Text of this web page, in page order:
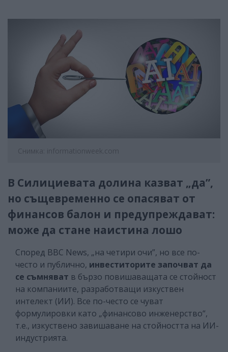
Снимка: informationweek.com
В Силициевата долина казват „да”,
но същевременно се опасяват от
финансов балон и предупреждават:
може да стане наистина лошо
Според ВВС News, „на четири очи”, но все по-
често и публично, инвеститорите започват да
се съмняват в бързо повишаващата се стойност
на компаниите, разработващи изкуствен
интелект (ИИ). Все по-често се чуват
формулировки като „финансово инженерство“,
т.е., изкуствено завишаване на стойността на ИИ-
индустрията.